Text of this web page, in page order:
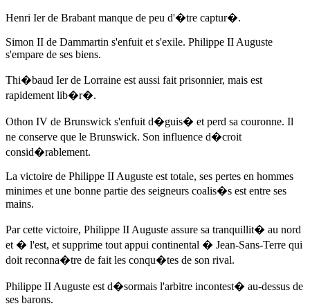
Henri Ier de Brabant manque de peu d'�tre captur�.
Simon II de Dammartin s'enfuit et s'exile. Philippe II Auguste
s'empare de ses biens.
Thi�baud Ier de Lorraine est aussi fait prisonnier, mais est
rapidement lib�r�.
Othon IV de Brunswick s'enfuit d�guis� et perd sa couronne. Il
ne conserve que le Brunswick. Son influence d�croit
consid�rablement.
La victoire de Philippe II Auguste est totale, ses pertes en hommes
minimes et une bonne partie des seigneurs coalis�s est entre ses
mains.
Par cette victoire, Philippe II Auguste assure sa tranquillit� au nord
et � l'est, et supprime tout appui continental � Jean-Sans-Terre qui
doit reconna�tre de fait les conqu�tes de son rival.
Philippe II Auguste est d�sormais l'arbitre incontest� au-dessus de
ses barons.